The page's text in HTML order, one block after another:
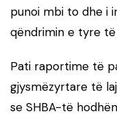
punoi mbi to dhe i
qëndrimin e tyre
Pati raportime të
gjysmëzyrtare të
se SHBA-të